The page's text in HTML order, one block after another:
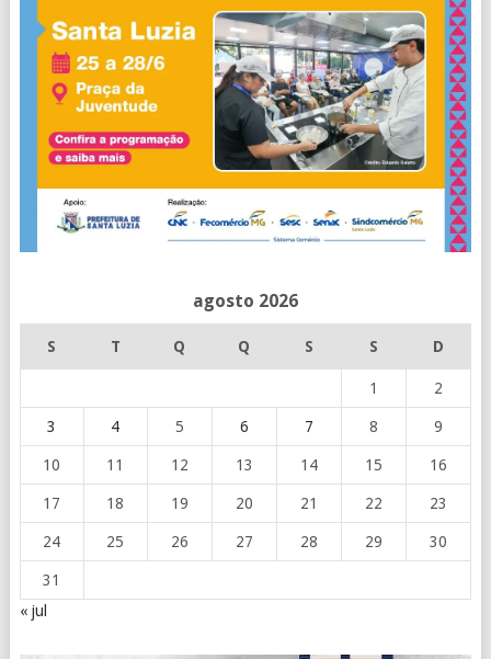
agosto 2026
S T Q Q S S D
1 2
3 4 5 6 7 8 9
10 11 12 13 14 15 16
17 18 19 20 21 22 23
24 25 26 27 28 29 30
31
« jul